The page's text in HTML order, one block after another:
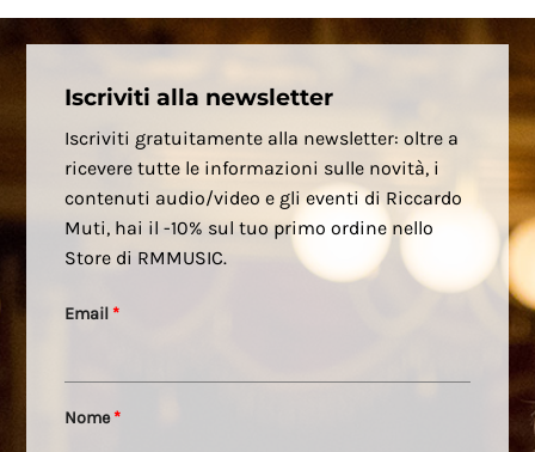
Iscriviti alla newsletter
Iscriviti gratuitamente alla newsletter: oltre a
ricevere tutte le informazioni sulle novità, i
contenuti audio/video e gli eventi di Riccardo
Muti, hai il -10% sul tuo primo ordine nello
Store di RMMUSIC.
Email*
Nome*